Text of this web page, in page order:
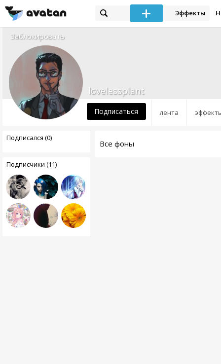
Эффекты
Заблокировать
лента
lovelessplant
Подписаться
Подписался (0)
Подписчики (11)
Все фоны